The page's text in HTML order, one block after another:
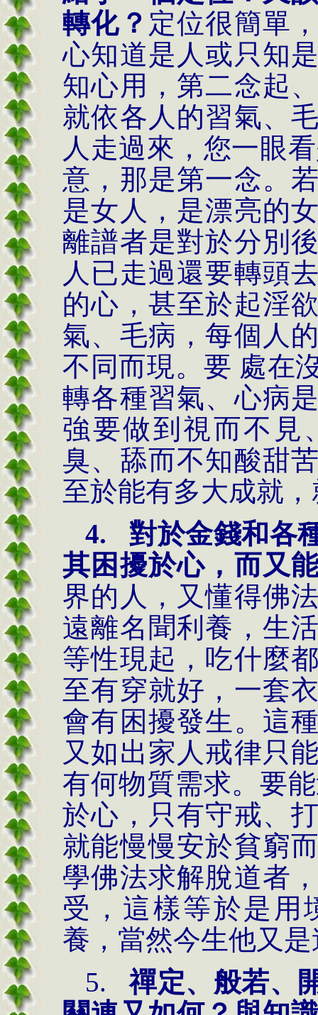
轉化？ 定位很簡單
心知道是人或只知
知心用，第二念起
就依各人的習氣、
人走過來，您一眼
意，那是第一念。
是女人，是漂亮的
離譜者是對於分別
人已走過還要轉頭
的心，甚至於起淫
氣、毛病，每個人
不同而現。要 處在
轉各種習氣、心病
強要做到視而不見
臭、舔而不知酸甜
至於能有多大成就
4.
對於金錢和各
其困擾於心，而又
界的人，又懂得佛
遠離名聞利養，生
等性現起，吃什麼
至有穿就好，一套
會有困擾發生。這
又如出家人戒律只
有何物質需求。要
於心，只有守戒、
就能慢慢安於貧窮
學佛法求解脫道者
受，這樣等於是用
養，當然今生他又
5.
禪定、般若、